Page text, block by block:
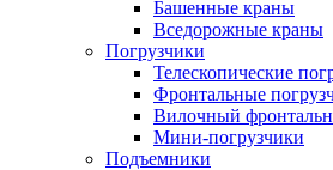
Башенные краны
Вcедорожные краны
Погрузчики
Телескопические
Фронтальные
Вилочный
Мини-погрузчики
Подъемники